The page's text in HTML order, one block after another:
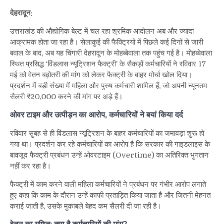
अब
मोहब्बेवाला
में
बवाल,
विंडलास
फैक्ट्री
के
कर्मचारियों
ने
खोला
मोर्चा
देहरादून:
उत्तराखंड की औद्योगिक बेल्ट में चल रहा श्रमिक आंदोलन अब और ज्यादा
आक्रामक होता जा रहा है। सेलाकुई की फैक्ट्रियों में पिछले कई दिनों से जारी
बवाल के बाद, अब यह चिंगारी देहरादून के मोहब्बेवाला तक पहुंच गई है। मोहब्बेवाला
स्थित प्रसिद्ध ‘विंडलास न्यूट्रिशन फैक्ट्री’ के सैकड़ों कर्मचारियों ने रविवार 17
मई को वेतन बढ़ोतरी की मांग को लेकर फैक्ट्री के बाहर मोर्चा खोल दिया।
प्रदर्शन में बड़ी संख्या में महिला और पुरुष कर्मचारी शामिल हैं, जो अपनी न्यूनतम
सैलरी ₹20,000 करने की मांग पर अड़े हैं।
ओवर टाइम और उत्पीड़न का आरोप, कर्मचारियों ने बयां किया दर्द
रविवार सुबह से ही विंडलास न्यूट्रिशन के बाहर कर्मचारियों का जमावड़ा शुरू हो
गया था। प्रदर्शन कर रहे कर्मचारियों का आरोप है कि सरकार की गाइडलाइंस के
बावजूद फैक्ट्री प्रबंधन उन्हें ओवरटाइम (Overtime) का अतिरिक्त भुगतान
नहीं कर रहा है।
फैक्ट्री में काम करने वाली महिला कर्मचारियों ने प्रबंधन पर गंभीर आरोप लगाते
हुए कहा कि काम के दौरान उन्हें काफी प्रताड़ित किया जाता है और जितनी मेहनत
कराई जाती है, उसके मुकाबले बेहद कम सैलरी दी जा रही है।